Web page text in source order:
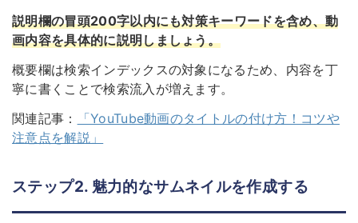
説明欄の冒頭200字以内にも対策キーワードを含め、動
画内容を具体的に説明しましょう。
概要欄は検索インデックスの対象になるため、内容を丁
寧に書くことで検索流入が増えます。
関連記事：
「YouTube動画のタイトルの付け方！コツや
注意点を解説」
ステップ2. 魅力的なサムネイルを作成する